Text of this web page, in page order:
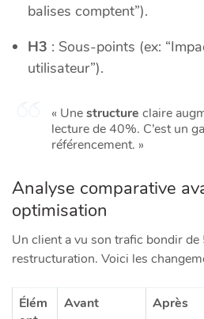
balises comptent”).
H3 : Sous-points (ex:
utilisateur”).
« Unestructure claire
lecture de 40%. C’est un
référencement. »
Analyse comparative
optimisation
Un client a vu son trafic bondir de
restructuration. Voici les
Élém
Avant Après